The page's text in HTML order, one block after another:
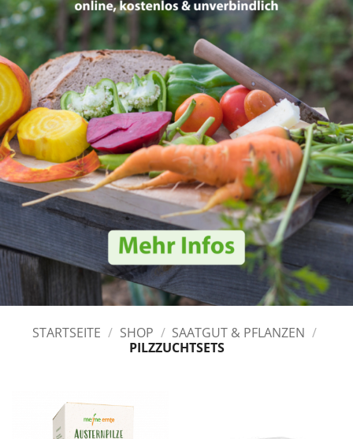
STARTSEITE / SHOP / SAATGUT & PFLANZEN /
PILZZUCHTSETS